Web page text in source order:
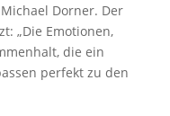
Dorner. Der
„Die Emotionen,
die ein
perfekt zu den